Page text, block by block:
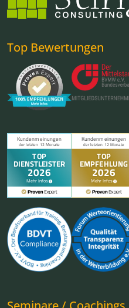
Top Bewertungen